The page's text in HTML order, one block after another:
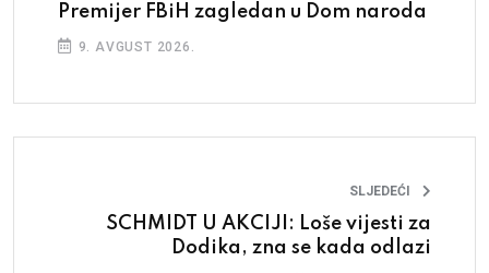
Premijer FBiH zagledan u Dom naroda
9. AVGUST 2026.
SLJEDEĆI
SCHMIDT U AKCIJI: Loše vijesti za
Dodika, zna se kada odlazi